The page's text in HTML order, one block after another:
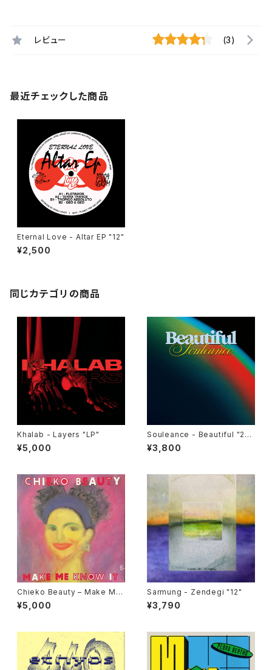
レビュー (3)
最近チェックした商品
Eternal Love - Altar EP "12"
¥2,500
同じカテゴリの商品
Khalab - Layers "LP"
¥5,000
Souleance - Beautiful "2L
P"
¥3,800
Chieko Beauty ‎– Make Me
Know It "used 7"
¥5,000
Sarmung - Zendegi "12"
¥3,790